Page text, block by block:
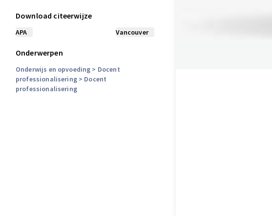
Download citeerwijze
APA Vancouver
Onderwerpen
Onderwijs en opvoeding > Docent
professionalisering > Docent
professionalisering